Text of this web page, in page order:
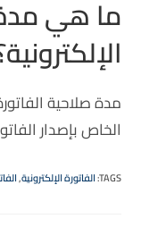
ما هي مدة
مدة صلاحية
الخاص بإصدار
TAGS
:الفاتورة الإلكترونية,